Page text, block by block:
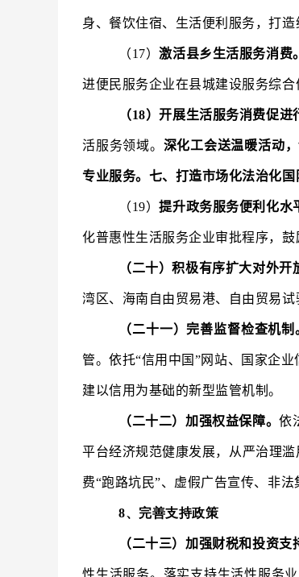
身、餐饮住宿、生活便利服务，打造
（17）激活县乡生活服务消费。
进便民服务企业在县城建设服务综
（18）开展生活服务消费促进
活服务领域。 深化工会送温暖活动
专业服务。七、打造市场化法治化国
（19）提升政务服务便利化水
化普惠性生活服务企业审批程序，鼓
（二十）积极有序扩大对外开
湾区、海南自由贸易港、自由贸易
（二十一）完善监督检查机制
管。依托“信用中国”网站、国家企
建以信用为基础的新型监管机制。
（二十二）加强权益保障。依
平台经济规范健康发展，从严治理
费“跑路坑民”、虚假广告宣传、非法
8、完善支持政策
（二十三）加强财税和投资支
性生活服务。落实支持生活性服务业